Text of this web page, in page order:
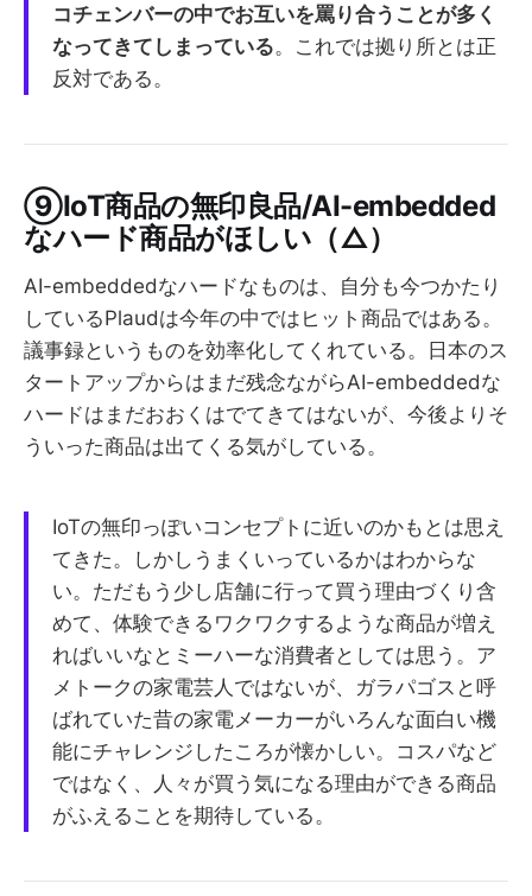
コチェンバーの中でお互いを罵り合うことが多く
なってきてしまっている。これでは拠り所とは正
反対である。
⑨IoT商品の無印良品/AI-embedded
なハード商品がほしい（△）
AI-embeddedなハードなものは、自分も今つかたり
しているPlaudは今年の中ではヒット商品ではある。
議事録というものを効率化してくれている。日本のス
タートアップからはまだ残念ながらAI-embeddedな
ハードはまだおおくはでてきてはないが、今後よりそ
ういった商品は出てくる気がしている。
IoTの無印っぽいコンセプトに近いのかもとは思え
てきた。しかしうまくいっているかはわからな
い。ただもう少し店舗に行って買う理由づくり含
めて、体験できるワクワクするような商品が増え
ればいいなとミーハーな消費者としては思う。ア
メトークの家電芸人ではないが、ガラパゴスと呼
ばれていた昔の家電メーカーがいろんな面白い機
能にチャレンジしたころが懐かしい。コスパなど
ではなく、人々が買う気になる理由ができる商品
がふえることを期待している。